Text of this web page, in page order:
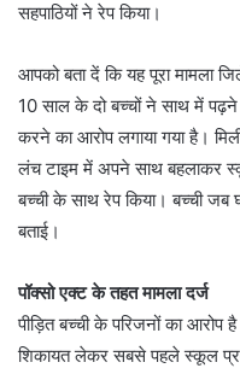
सहपाठियों ने रेप किया।
आपको बता दें कि यह पूरा मामला
10 साल के दो बच्चों ने साथ में
करने का आरोप लगाया गया है।
लंच टाइम में अपने साथ बहलाकर
बच्ची के साथ रेप किया। बच्ची जब
बताई।
पॉक्सो एक्ट के तहत मामला दर्ज
पीड़ित बच्ची के परिजनों का आरोप
शिकायत लेकर सबसे पहले स्कूल